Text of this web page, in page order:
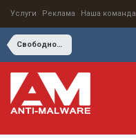
Услуги Реклама Наша команда
Свободное общение